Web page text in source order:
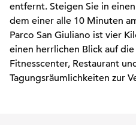
entfernt. Steigen Sie in
dem einer alle 10 Minuten
Parco San Giuliano ist vier
einen herrlichen Blick auf
Fitnesscenter, Restaurant
Tagungsräumlichkeiten zur